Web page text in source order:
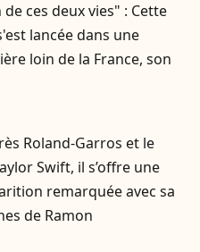
de ces deux vies" : Cette
lancée dans une
loin de la France, son
Roland-Garros et le
Swift, il s’offre une
remarquée avec sa
de Ramon